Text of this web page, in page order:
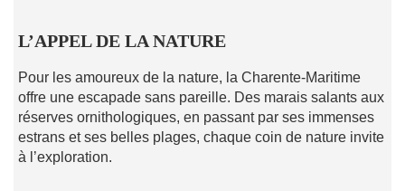
L’APPEL DE LA NATURE
Pour les amoureux de la nature, la Charente-Maritime
offre une escapade sans pareille. Des marais salants aux
réserves ornithologiques, en passant par ses immenses
estrans et ses belles plages, chaque coin de nature invite
à l’exploration.